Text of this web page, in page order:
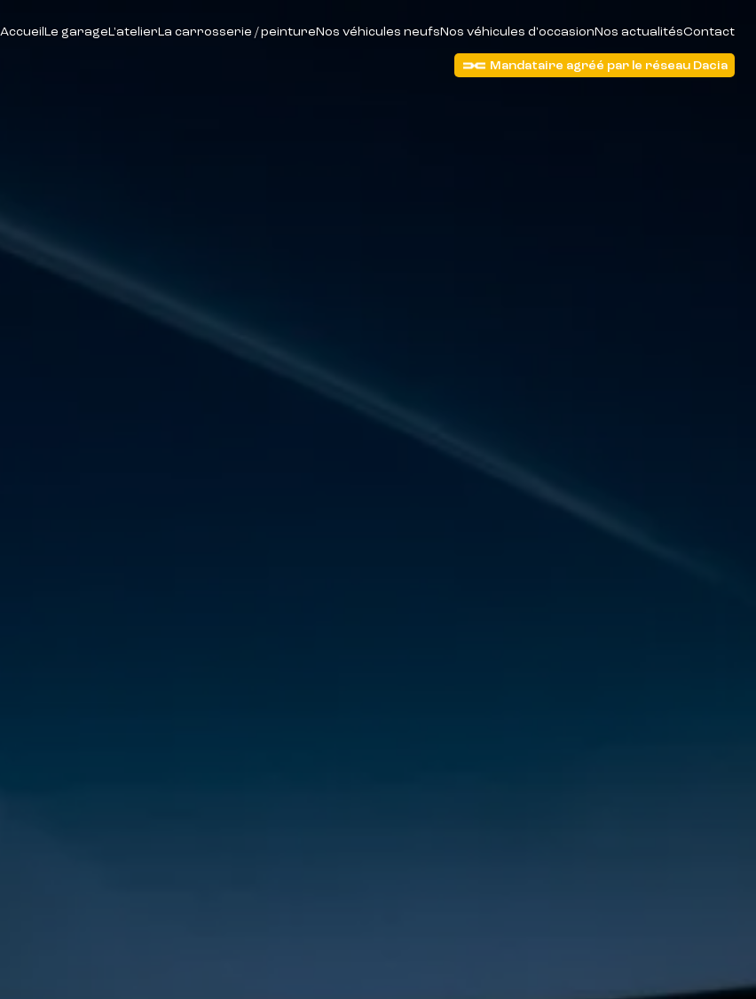
AccueilLe garageL'atelierLa carrosserie / peintureNos véhicules neufsNos véhicules d'occasionNos actualitésContact
Mandataire agréé par le réseau Dacia